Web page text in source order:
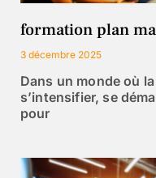
formation plan
3 décembre 2025
Dans un monde où
s’intensifier, se
pour